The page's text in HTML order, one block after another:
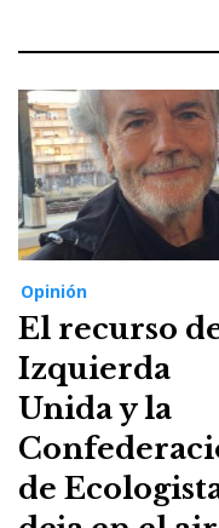
Opinión
El recurso
Izquierda
Unida y la
de